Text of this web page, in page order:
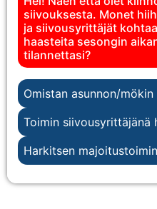
siivouksesta. Monet
ja siivousyrittäjät
haasteita sesongin
tilannettasi?
Omistan asunnon/
Toimin siivousyrittäjänä
Harkitsen